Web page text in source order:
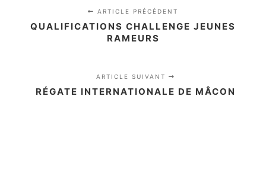
ARTICLE PRÉCÉDENT
QUALIFICATIONS CHALLENGE JEUNES
RAMEURS
ARTICLE SUIVANT
RÉGATE INTERNATIONALE DE MÂCON